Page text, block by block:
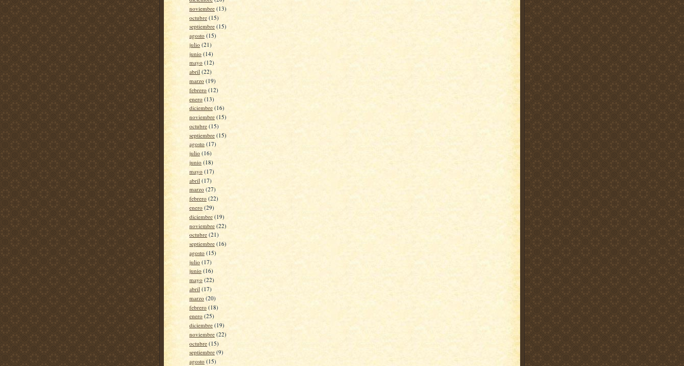
noviembre (13)
octubre (15)
septiembre (15)
agosto (15)
julio (21)
junio (14)
mayo (12)
abril (22)
marzo (19)
febrero (12)
enero (13)
diciembre (16)
noviembre (15)
octubre (15)
septiembre (15)
agosto (17)
julio (16)
junio (18)
mayo (17)
abril (17)
marzo (27)
febrero (22)
enero (29)
diciembre (19)
noviembre (22)
octubre (21)
septiembre (16)
agosto (15)
julio (17)
junio (16)
mayo (22)
abril (17)
marzo (20)
febrero (18)
enero (25)
diciembre (19)
noviembre (22)
octubre (15)
septiembre (9)
agosto (15)